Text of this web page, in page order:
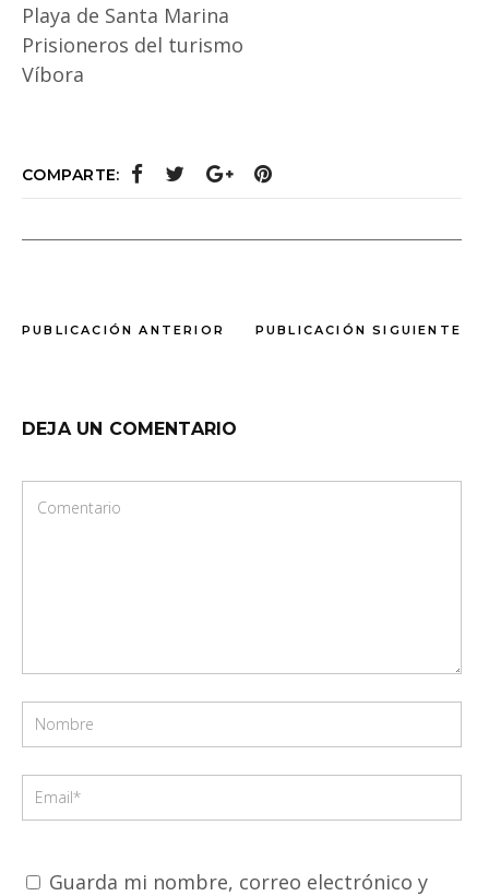
Playa de Santa Marina
Prisioneros del turismo
Víbora
COMPARTE:
PUBLICACIÓN ANTERIOR PUBLICACIÓN SIGUIENTE
DEJA UN COMENTARIO
Guarda mi nombre, correo electrónico y